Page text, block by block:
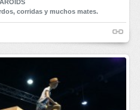
corridas y muchos mates.